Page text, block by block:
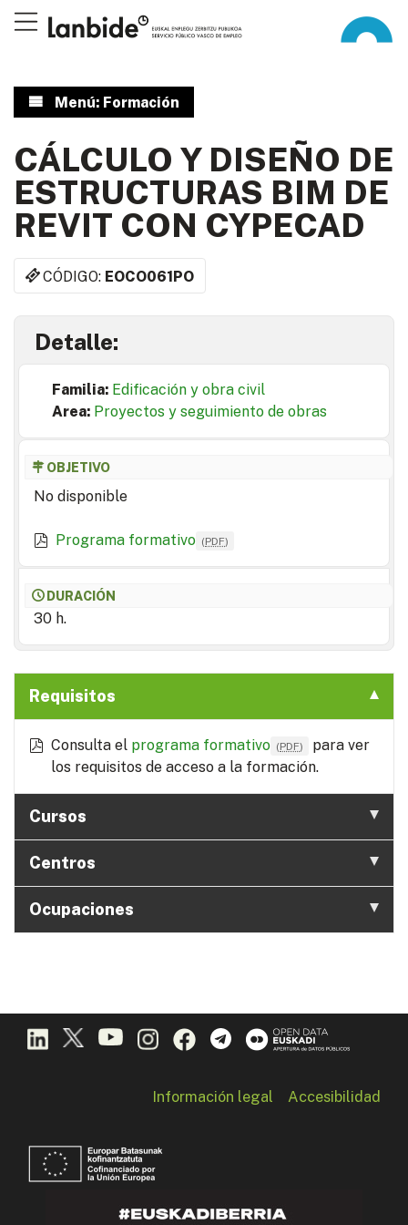
Menú: Formación
CÁLCULO Y DISEÑO DE
ESTRUCTURAS BIM DE
REVIT CON CYPECAD
CÓDIGO: EOCO061PO
Detalle:
Familia: Edificación y obra civil
Area: Proyectos y seguimiento de obras
OBJETIVO
No disponible
Programa formativo (PDF)
DURACIÓN
30 h.
Requisitos
Consulta el programa formativo (PDF)
para ver
los requisitos de acceso a la formación.
Cursos
Centros
Ocupaciones
Información legal Accesibilidad